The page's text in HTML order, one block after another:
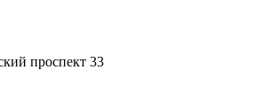
проспект 33